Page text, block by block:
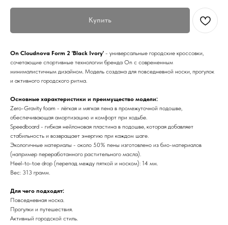
Купить
On Cloudnova Form 2 'Black Ivory' - универсальные городские кроссовки,
сочетающие спортивные технологии бренда On с современным
минималистичным дизайном. Модель создана для повседневной носки, прогулок
и активного городского ритма.
Основные характеристики и преимущество модели:
Zero-Gravity foam - лёгкая и мягкая пена в промежуточной подошве,
обеспечивающая амортизацию и комфорт при ходьбе.
Speedboard - гибкая нейлоновая пластина в подошве, которая добавляет
стабильность и возвращает энергию при каждом шаге.
Экологичные материалы - около 50% пены изготовлено из био-материалов
(например переработанного растительного масла).
Heel-to-toe drop (перепад между пяткой и носком): 14 мм.
Вес: 313 грамм.
Для чего подходят:
Повседневная носка.
Прогулки и путешествия.
Активный городской стиль.